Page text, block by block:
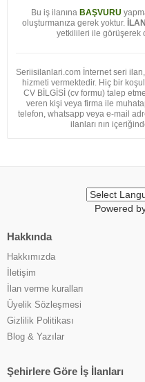
Bu iş ilanına BAŞVURU
oluşturmanıza gerek yoktur.
yetkilileri ile görüşerek
Seriisilanlari.com İnternet seri ilan,
hizmeti vermektedir. Hiç bir
CV BİLGİSİ (cv formu) talep
veren kişi veya firma ile
telefon, whatsapp veya e-mail
ilanları nın
Powered
Hakkında
Hakkımızda
İletişim
İlan verme kuralları
Üyelik Sözleşmesi
Gizlilik Politikası
Blog & Yazılar
Şehirlere Göre İş İlanları